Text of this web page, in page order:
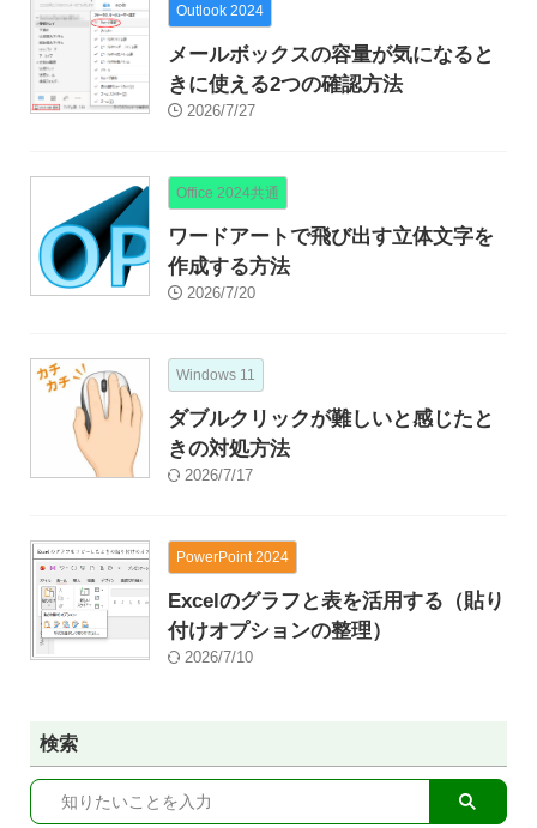
Outlook 2024
メールボックスの容量が気になると
きに使える2つの確認方法
2026/7/27
Office 2024共通
ワードアートで飛び出す立体文字を
作成する方法
2026/7/20
Windows 11
ダブルクリックが難しいと感じたと
きの対処方法
2026/7/17
PowerPoint 2024
Excelのグラフと表を活用する（貼り
付けオプションの整理）
2026/7/10
検索